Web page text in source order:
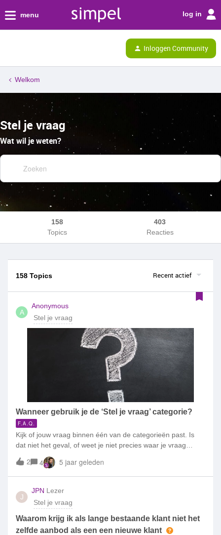
menu log in
Inloggen Community
Welkom
Stel je vraag
Wat wil je weten?
158
Topics
403
Reacties
158 Topics Recent actief
A
Anonymous
Stel je vraag
Wanneer gebruik je de ‘Stel je vraag’ categorie?
F.A.Q.
Kijk of jouw vraag binnen één van de categorieën past. Is
dat niet het geval, of weet je niet precies waar je vraag
thuishoort? Dan kan je je vraag hier stellen. Vraag maar
raak en discussieer mee!
2 4 5 jaar geleden
J
JPN Lezer
Stel je vraag
Waarom krijg ik als lange bestaande klant niet het
zelfde aanbod als een een nieuwe klant